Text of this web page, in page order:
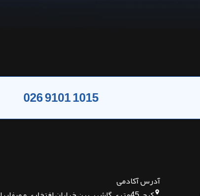
026 9101 1015
آدرس آکادمی